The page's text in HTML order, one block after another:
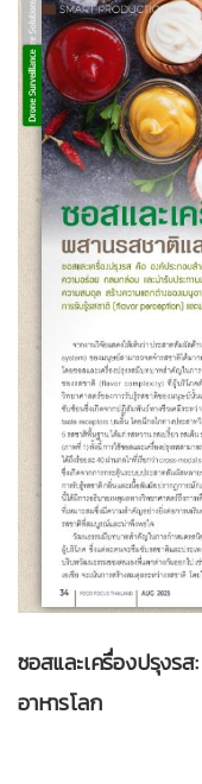
ซอสและเครื่องปรุงร
อาหารโลก